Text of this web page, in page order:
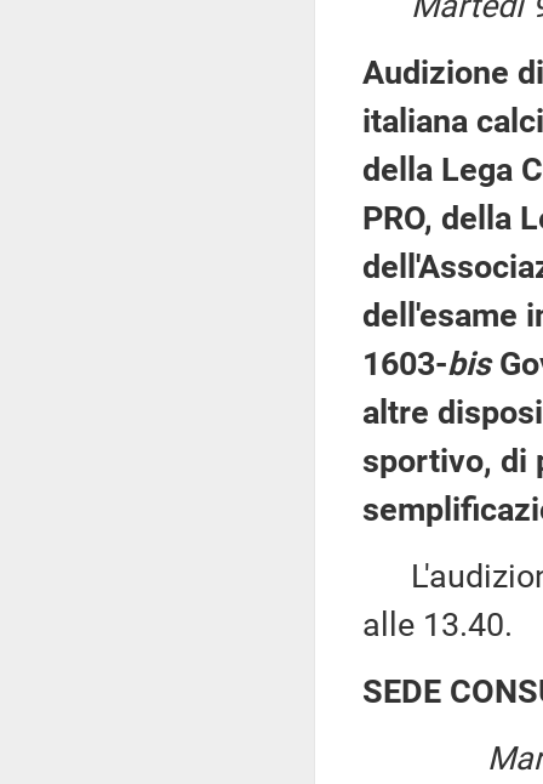
Audizione
italiana
della Lega
PRO, della
dell'esame
1603-bis
altre
sportivo, di
alle 13.40.
SEDE